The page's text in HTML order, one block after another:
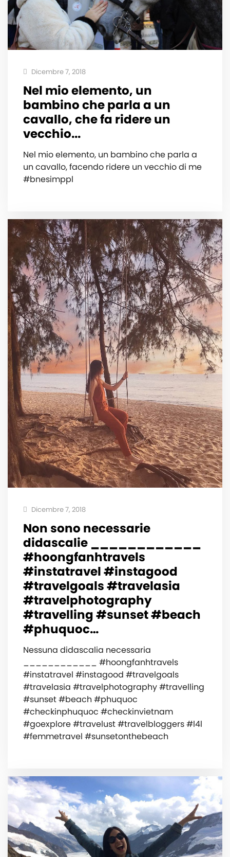
Dicembre 7, 2018
Nel mio elemento, un
bambino che parla a un
cavallo, che fa ridere un
vecchio...
Nel mio elemento, un bambino che parla a
un cavallo, facendo ridere un vecchio di me
#bnesimppl
Dicembre 7, 2018
Non sono necessarie
didascalie ____________
#hoongfanhtravels
#instatravel #instagood
#travelgoals #travelasia
#travelphotography
#travelling #sunset #beach
#phuquoc…
Nessuna didascalia necessaria
____________ #hoongfanhtravels
#instatravel #instagood #travelgoals
#travelasia #travelphotography #travelling
#sunset #beach #phuquoc
#checkinphuquoc #checkinvietnam
#goexplore #travelust #travelbloggers #l4l
#femmetravel #sunsetonthebeach